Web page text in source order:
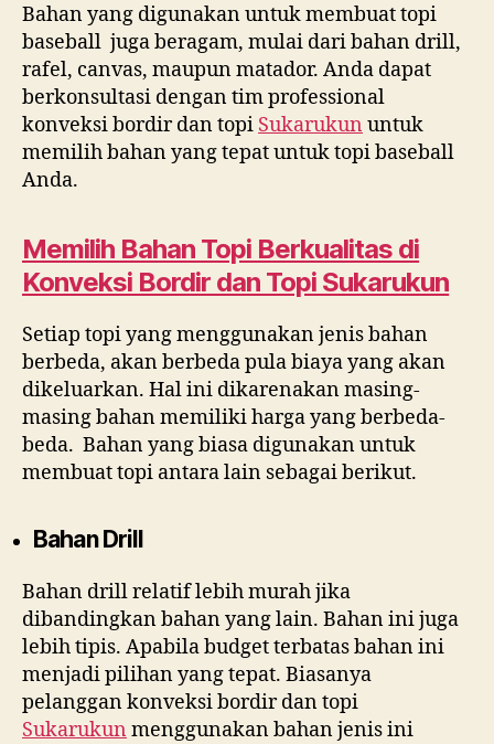
Bahan yang digunakan untuk membuat topi
baseball juga beragam, mulai dari bahan drill,
rafel, canvas, maupun matador. Anda dapat
berkonsultasi dengan tim professional
konveksi bordir dan topi Sukarukun untuk
memilih bahan yang tepat untuk topi baseball
Anda.
Memilih Bahan Topi Berkualitas di
Konveksi Bordir dan Topi Sukarukun
Setiap topi yang menggunakan jenis bahan
berbeda, akan berbeda pula biaya yang akan
dikeluarkan. Hal ini dikarenakan masing-
masing bahan memiliki harga yang berbeda-
beda. Bahan yang biasa digunakan untuk
membuat topi antara lain sebagai berikut.
Bahan Drill
Bahan drill relatif lebih murah jika
dibandingkan bahan yang lain. Bahan ini juga
lebih tipis. Apabila budget terbatas bahan ini
menjadi pilihan yang tepat. Biasanya
pelanggan konveksi bordir dan topi
Sukarukun menggunakan bahan jenis ini